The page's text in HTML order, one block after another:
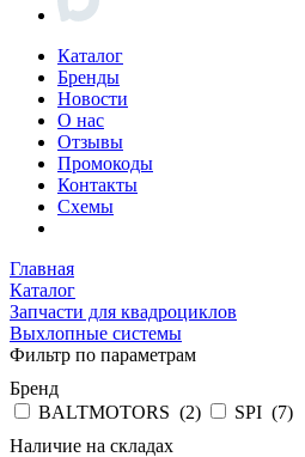
Каталог
Бренды
Новости
О нас
Отзывы
Промокоды
Контакты
Схемы
Главная
Каталог
Запчасти для квадроциклов
Выхлопные системы
Фильтр по параметрам
Бренд
BALTMOTORS (2) SPI (7)
Наличие на складах